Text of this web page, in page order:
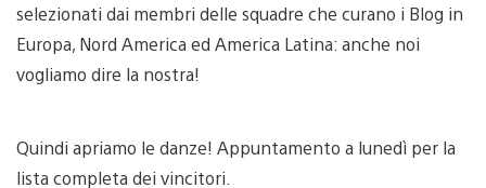
selezionati dai membri delle squadre che curano i Blog in
Europa, Nord America ed America Latina: anche noi
vogliamo dire la nostra!
Quindi apriamo le danze! Appuntamento a lunedì per la
lista completa dei vincitori.